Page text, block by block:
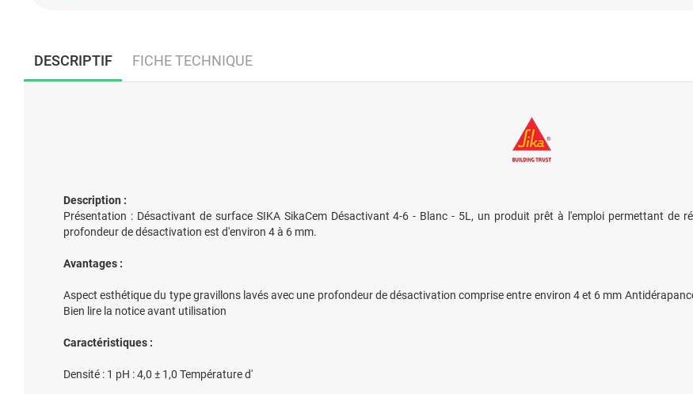
DESCRIPTIF FICHE TECHNIQUE
Description :
Présentation : Désactivant de surface SIKA SikaCem Désactivant 4-6 - Blanc - 5L, un produit prêt à l'emploi permettant de
profondeur de désactivation est d'environ 4 à 6 mm.
Avantages :
Aspect esthétique du type gravillons lavés avec une profondeur de désactivation comprise entre environ 4 et 6 mm
Bien lire la notice avant utilisation
Caractéristiques :
Densité : 1 pH : 4,0 ± 1,0 Température d'